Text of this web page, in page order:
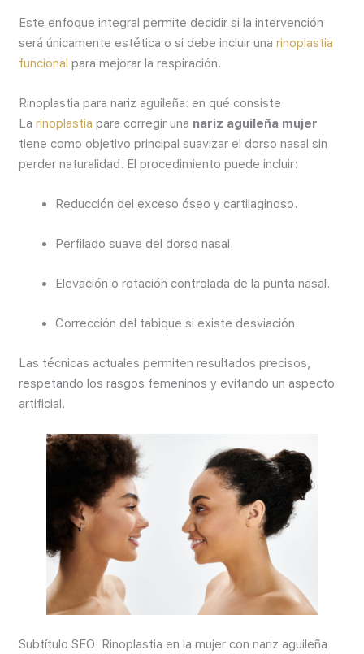
Este enfoque integral permite decidir si la intervención
será únicamente estética o si debe incluir unarinoplastia
funcional para mejorar la respiración.
Rinoplastia para nariz aguileña: en qué consiste
Larinoplastia para corregir una nariz aguileña mujer
tiene como objetivo principal suavizar el dorso nasal sin
perder naturalidad. El procedimiento puede incluir:
Reducción del exceso óseo y cartilaginoso.
Perfilado suave del dorso nasal.
Elevación o rotación controlada de la punta nasal.
Corrección del tabique si existe desviación.
Las técnicas actuales permiten resultados precisos,
respetando los rasgos femeninos y evitando un aspecto
artificial.
Subtítulo SEO: Rinoplastia en la mujer con nariz aguileña